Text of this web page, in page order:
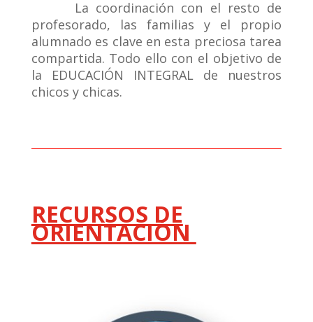
La coordinación con el resto de
profesorado, las familias y el propio
alumnado es clave en esta preciosa tarea
compartida. Todo ello con el objetivo de
la EDUCACIÓN INTEGRAL de nuestros
chicos y chicas.
RECURSOS DE
ORIENTACIÓN